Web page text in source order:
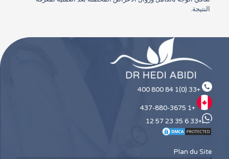
النتيجة.
+33 (0)1 84 800 400
+1 437-880-3675
+33 6 35 23 57 12
Plan du Site